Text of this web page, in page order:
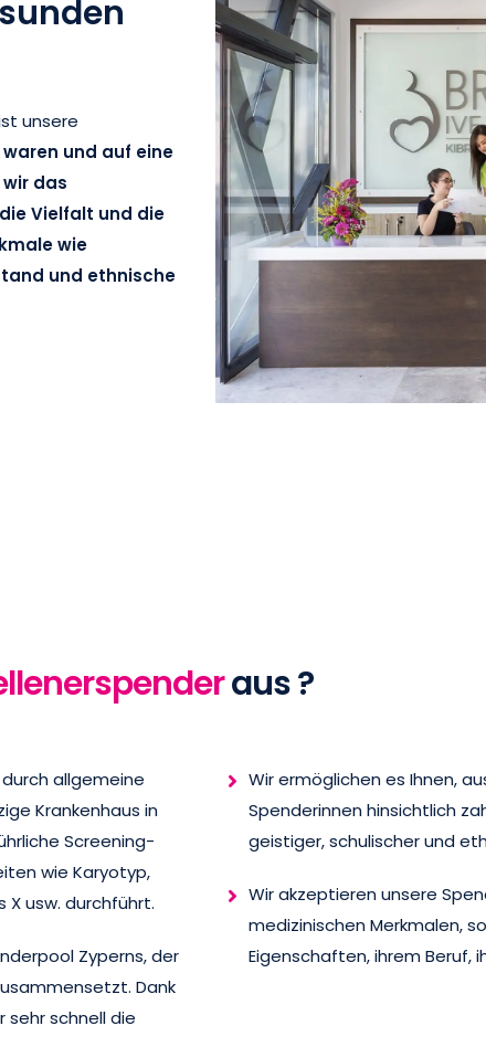
unsere
und auf eine
das
Vielfalt und die
wie
und ethnische
aus ?
allgemeine
Krankenhaus in
Screening-
wie Karyotyp,
X usw. durchführt.
Zyperns, der
Dank
sehr schnell die
Wir ermöglichen es Ihnen,
Spenderinnen hinsichtlich
geistiger, schulischer und
Wir akzeptieren unsere
medizinischen Merkmalen,
Eigenschaften, ihrem Beruf,